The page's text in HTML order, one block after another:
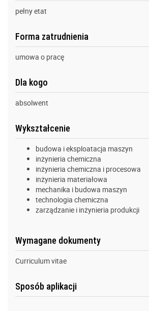
pełny etat
Forma zatrudnienia
umowa o pracę
Dla kogo
absolwent
Wykształcenie
budowa i eksploatacja maszyn
inżynieria chemiczna
inżynieria chemiczna i procesowa
inżynieria materiałowa
mechanika i budowa maszyn
technologia chemiczna
zarządzanie i inżynieria produkcji
Wymagane dokumenty
Curriculum vitae
Sposób aplikacji